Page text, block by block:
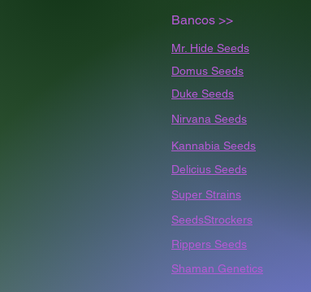
Bancos >>
Mr. Hide Seeds
Domus Seeds
Duke Seeds
Nirvana Seeds
Kannabia Seeds
Delicius Seeds
Super Strains
SeedsStrockers
Rippers Seeds
Shaman Genetics